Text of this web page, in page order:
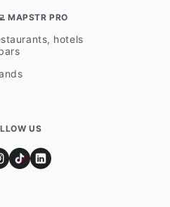
MAPSTR PRO
hotels
US